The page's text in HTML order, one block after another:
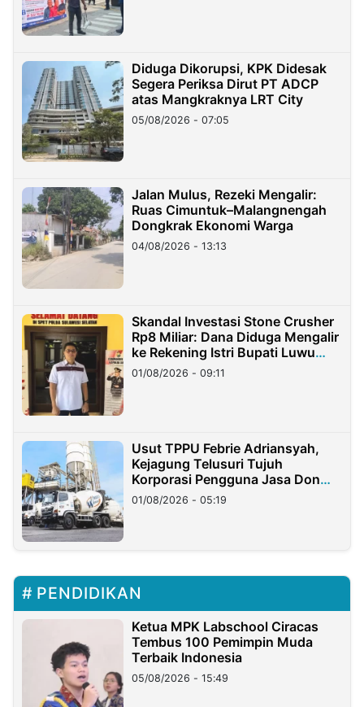
Diduga Dikorupsi, KPK Didesak
Segera Periksa Dirut PT ADCP
atas Mangkraknya LRT City
05/08/2026 - 07:05
Jalan Mulus, Rezeki Mengalir:
Ruas Cimuntuk–Malangnengah
Dongkrak Ekonomi Warga
04/08/2026 - 13:13
Skandal Investasi Stone Crusher
Rp8 Miliar: Dana Diduga Mengalir
ke Rekening Istri Bupati Luwu
Timur
01/08/2026 - 09:11
Usut TPPU Febrie Adriansyah,
Kejagung Telusuri Tujuh
Korporasi Pengguna Jasa Don
Ritto
01/08/2026 - 05:19
PENDIDIKAN
Ketua MPK Labschool Ciracas
Tembus 100 Pemimpin Muda
Terbaik Indonesia
05/08/2026 - 15:49